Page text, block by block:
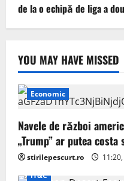
de la o echipă de liga a
YOU MAY HAVE MISSED
Economic
Navele de război
„Trump” ar putea
stirilepescurt.ro
IT&C